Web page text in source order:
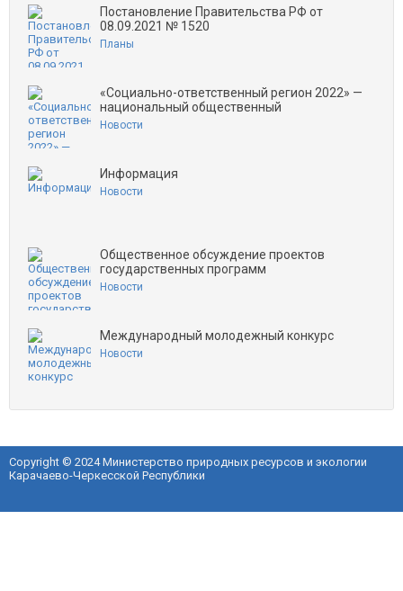
Постановление Правительства РФ от
08.09.2021 № 1520
Планы
«Социально-ответственный регион 2022» —
национальный общественный
Новости
Информация
Новости
Общественное обсуждение проектов
государственных программ
Новости
Международный молодежный конкурс
Новости
Copyright © 2024 Министерство природных ресурсов и экологии
Карачаево-Черкесской Республики